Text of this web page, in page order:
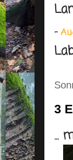
-
3
...